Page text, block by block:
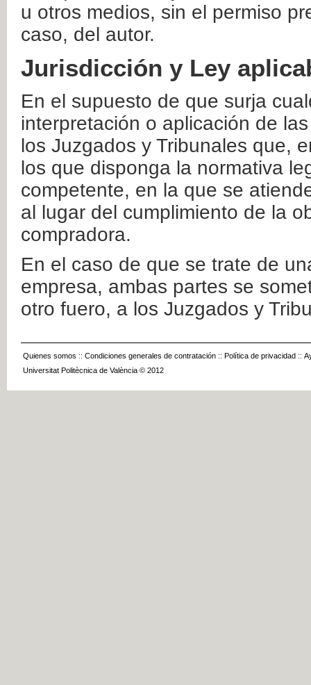
u otros medios, sin el permiso
caso, del autor.
Jurisdicción y Ley
En el supuesto de que surja
interpretación o aplicación de
los Juzgados y Tribunales que,
los que disponga la normativa
competente, en la que se
al lugar del cumplimiento de la
compradora.
En el caso de que se trate de
empresa, ambas partes se
otro fuero, a los Juzgados y
Quienes somos :: Condiciones generales de contratación :: Política de privacidad ::
Universitat Politècnica de València © 2012